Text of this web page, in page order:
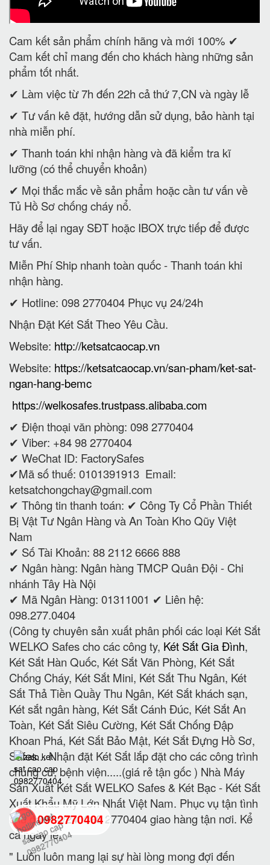
Cam kết sản phẩm chính hãng và mới 100% ✔
Cam kết chỉ mang đến cho khách hàng những sản
phẩm tốt nhất.
✔ Làm việc từ 7h đến 22h cả thứ 7,CN và ngày lễ
✔ Tư vấn kê đặt, hướng dẫn sử dụng, bảo hành tại
nhà miễn phí.
✔ Thanh toán khi nhận hàng và đã kiểm tra kĩ
lưỡng (có thể chuyển khoản)
✔ Mọi thắc mắc về sản phẩm hoặc cần tư vấn về
Tủ Hồ Sơ chống cháy nổ.
Hãy để lại ngay SĐT hoặc IBOX trực tiếp để được
tư vấn.
Miễn Phí Ship nhanh toàn quốc - Thanh toán khi
nhận hàng.
✔ Hotline: 098 2770404 Phục vụ 24/24h
Nhận Đặt Két Sắt Theo Yêu Cầu.
Website: http://ketsatcaocap.vn
Website: https://ketsatcaocap.vn/san-pham/ket-sat-
ngan-hang-bemc
https://welkosafes.trustpass.alibaba.com
✔ Điện thoại văn phòng: 098 2770404
✔ Viber: +84 98 2770404
✔ WeChat ID: FactorySafes
✔Mã số thuế: 0101391913 Email:
ketsatchongchay@gmail.com
✔ Thông tin thanh toán: ✔ Công Ty Cổ Phần Thiết
Bị Vật Tư Ngân Hàng và An Toàn Kho Qũy Việt
Nam
✔ Số Tài Khoản: 88 2112 6666 888
✔ Ngân hàng: Ngân hàng TMCP Quân Đội - Chi
nhánh Tây Hà Nội
✔ Mã Ngân Hàng: 01311001 ✔ Liên hệ:
098.277.0404
(Công ty chuyên sản xuất phân phối các loại Két Sắt
WELKO Safes cho các công ty, Két Sắt Gia Đình,
Két Sắt Hàn Quốc, Két Sắt Văn Phòng, Két Sắt
Chống Cháy, Két Sắt Mini, Két Sắt Thu Ngân, Két
Sắt Thả Tiền Quầy Thu Ngân, Két Sắt khách sạn,
Két sắt ngân hàng, Két Sắt Cánh Đúc, Két Sắt An
Toàn, Két Sắt Siêu Cường, Két Sắt Chống Đập
Khoan Phá, Két Sắt Bảo Mật, Két Sắt Đựng Hồ Sơ,
Safes... Nhận đặt Két Sắt lắp đặt cho các công trình
chung cư, bệnh viện.....(giá rẻ tận gốc ) Nhà Máy
Sản Xuất Két Sắt WELKO Safes & Két Bạc - Két Sắt
Xuất Khẩu Mỹ Lớn Nhất Việt Nam. Phục vụ tận tình
chu đáo 24/24: 098 2770404 giao hàng tận nơi. Kể
cả ngày lễ.
" Luôn luôn mang lại sự hài lòng mong đợi đến
0982770404